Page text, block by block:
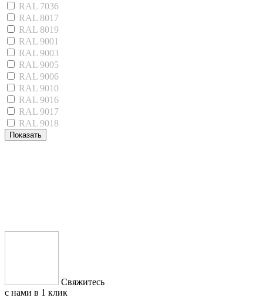
RAL 7036
RAL 8017
RAL 8019
RAL 9001
RAL 9003
RAL 9005
RAL 9006
RAL 9010
RAL 9016
RAL 9017
RAL 9018
Показать
Свяжитесь
с нами в 1 клик